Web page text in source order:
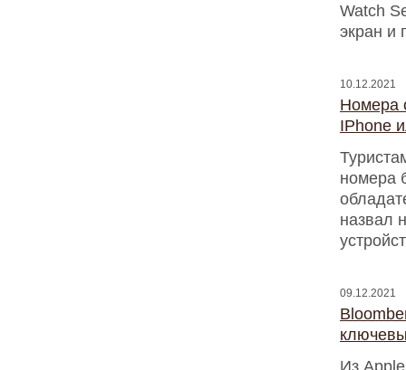
Watch
экран и
10.12.2021
Номера
IPhone
номера
назвал
09.12.2021
Из